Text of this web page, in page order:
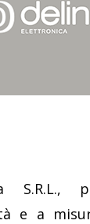
S.R.L.,
e a